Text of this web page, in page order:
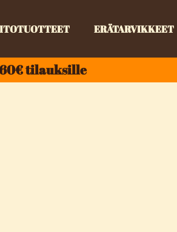
ERÄTARVIKKEET
tilauksille